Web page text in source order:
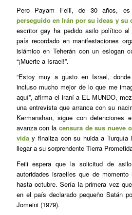
Pero Payam Feili, de 30 años, es
perseguido en Irán por su ideas y su
escritor gay ha pedido asilo político
país recordado en manifestaciones
islámico en Teherán con un eslogan
“¡Muerte a Israel!”.
“Estoy muy a gusto en Israel,
incluso mucho mejor de lo que me
aquí”, afirma el iraní a EL MUNDO,
una entrevista que arranca con su
Kermanshan, sigue con detenciones
avanza con la censura de sus nueve
viday finaliza con su huida a Turquía
llegar a su sorprendente Tierra
Feili espera que la solicitud de
autoridades israelíes que de
hasta octubre. Sería la primera vez
en el país declarado pequeño Satán
Jomeini (1979).